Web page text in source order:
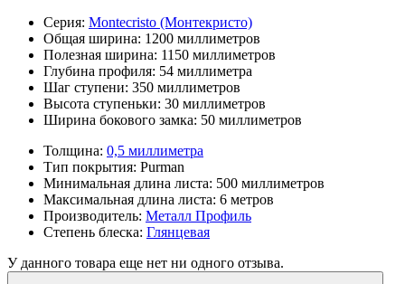
Серия: Montecristo (Монтекристо)
Общая ширина: 1200 миллиметров
Полезная ширина: 1150 миллиметров
Глубина профиля: 54 миллиметра
Шаг ступени: 350 миллиметров
Высота ступеньки: 30 миллиметров
Ширина бокового замка: 50 миллиметров
Толщина: 0,5 миллиметра
Тип покрытия: Purman
Минимальная длина листа: 500 миллиметров
Максимальная длина листа: 6 метров
Производитель: Металл Профиль
Степень блеска: Глянцевая
У данного товара еще нет ни одного отзыва.